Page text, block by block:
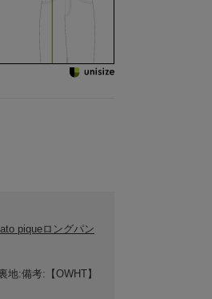
piqueロングパン
:備考:【OWHT】